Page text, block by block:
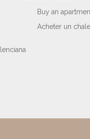
Buy an
Acheter un